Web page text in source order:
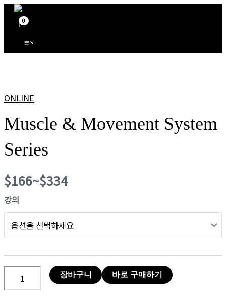
콘
건
Main
Menu
ONLINE
Muscle & Movement System
Series
$166~$334
강의
&
System
Series
수
량
장바구니 바로 구매하기